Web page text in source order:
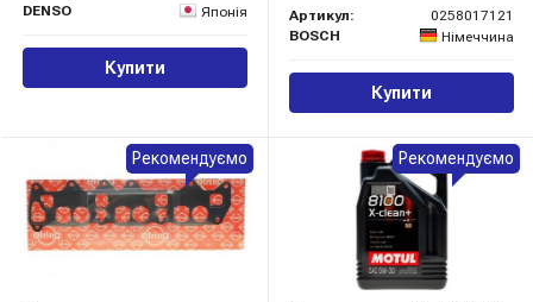
DENSO
Японія
Купити
Артикул:
0258017121
BOSCH
Німеччина
Купити
Рекомендуємо Рекомендуємо